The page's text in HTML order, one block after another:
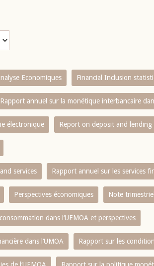
Economiques Financial Inclusion
Rapport annuel sur la monétique interbancaire
électronique Report on deposit and lending
services Rapport annuel sur les services
Perspectives économiques Note
dans l‘UEMOA et perspectives
dans l‘UMOA Rapport sur les